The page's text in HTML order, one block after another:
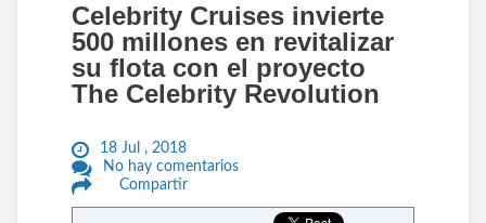
Celebrity Cruises invierte
500 millones en revitalizar
su flota con el proyecto
The Celebrity Revolution
18 Jul , 2018
No hay comentarios
Compartir